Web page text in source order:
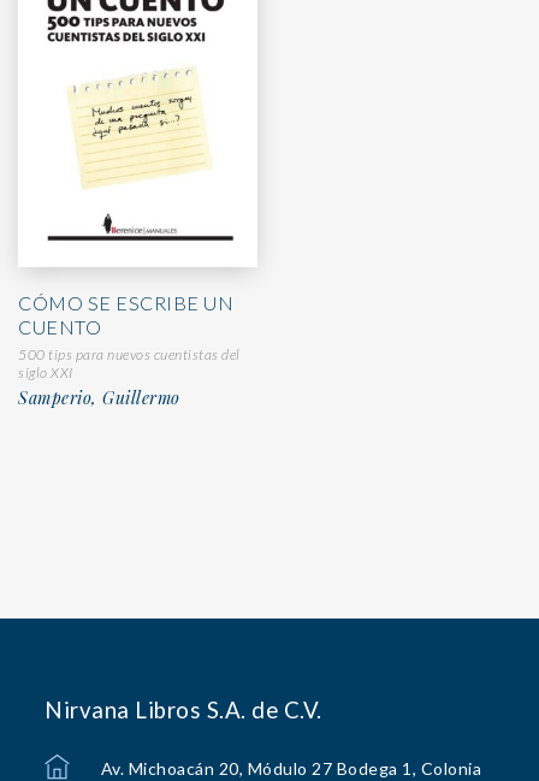
CÓMO SE ESCRIBE UN
CUENTO
500 tips para nuevos cuentistas del
siglo XXI
Samperio, Guillermo
Nirvana Libros S.A. de C.V.
Av. Michoacán 20, Módulo 27 Bodega 1, Colonia